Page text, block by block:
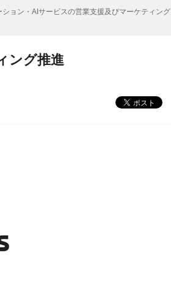
ション・AIサービスの営業支援及びマーケティング
ング推進